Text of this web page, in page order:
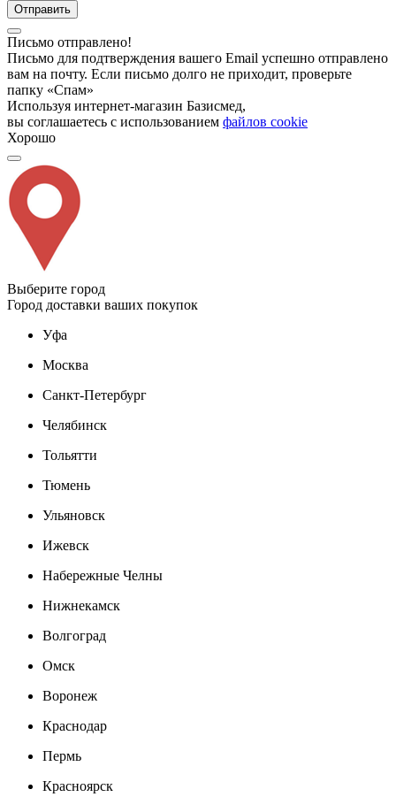
Отправить
Письмо отправлено!
Письмо для подтверждения вашего Email успешно отправлено
вам на почту. Если письмо долго не приходит, проверьте
папку «Спам»
Используя интернет-магазин Базисмед,
вы соглашаетесь с использованием файлов cookie
Хорошо
Выберите город
Город доставки ваших покупок
Уфа
Москва
Санкт-Петербург
Челябинск
Тольятти
Тюмень
Ульяновск
Ижевск
Набережные Челны
Нижнекамск
Волгоград
Омск
Воронеж
Краснодар
Пермь
Красноярск